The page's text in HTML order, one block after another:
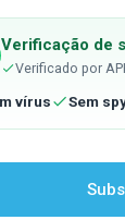
Verificação de
Verificado por
vírus Sem